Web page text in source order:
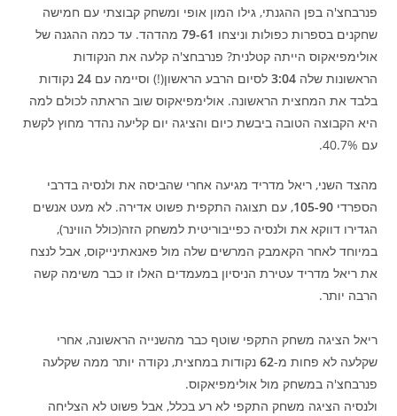
פנרבחצ'ה בפן ההגנתי, גילו המון אופי ומשחק קבוצתי עם חמישה
שחקנים בספרות כפולות וניצחו 79-61 מהדהד. עד כמה ההגנה של
אולימפיאקוס הייתה קטלנית? פנרבחצ'ה קלעה את הנקודות
הראשונות שלה3:04 לסיום הרבע הראשון(!) וסיימה עם24 נקודות
בלבד את המחצית הראשונה. אולימפיאקוס שוב הראתה לכולם למה
היא הקבוצה הטובה ביבשת כיום והציגה יום קליעה נהדר מחוץ לקשת
עם 40.7%.
מהצד השני, ריאל מדריד מגיעה אחרי שהביסה את ולנסיה בדרבי
הספרדי105-90, עם תצוגה התקפית פשוט אדירה. לא מעט אנשים
הגדירו דווקא את ולנסיה כפייבוריטית למשחק הזה(כולל הווינר),
במיוחד לאחר הקאמבק המרשים שלה מול פאנאתינייקוס, אבל לנצח
את ריאל מדריד עטירת הניסיון במעמדים האלו זו כבר משימה קשה
הרבה יותר.
ריאל הציגה משחק התקפי שוטף כבר מהשנייה הראשונה, אחרי
שקלעה לא פחות מ-62 נקודות במחצית, נקודה יותר ממה שקלעה
פנרבחצ'ה במשחק מול אולימפיאקוס.
ולנסיה הציגה משחק התקפי לא רע בכלל, אבל פשוט לא הצליחה